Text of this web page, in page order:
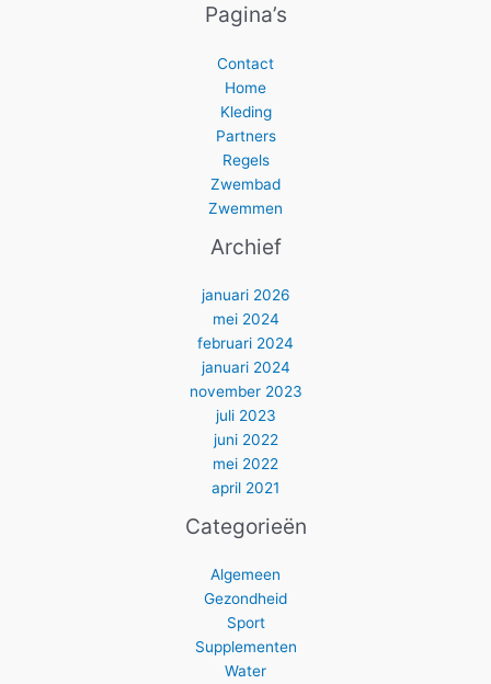
Pagina’s
Contact
Home
Kleding
Partners
Regels
Zwembad
Zwemmen
Archief
januari 2026
mei 2024
februari 2024
januari 2024
november 2023
juli 2023
juni 2022
mei 2022
april 2021
Categorieën
Algemeen
Gezondheid
Sport
Supplementen
Water